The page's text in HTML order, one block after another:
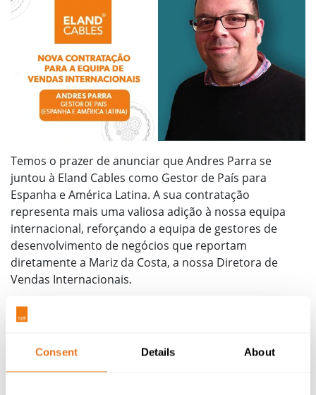
Consent Details About
Temos o prazer de anunciar que Andres Parra se
juntou à Eland Cables como Gestor de País para
Espanha e América Latina. A sua contratação
representa mais uma valiosa adição à nossa equipa
internacional, reforçando a equipa de gestores de
desenvolvimento de negócios que reportam
diretamente a Mariz da Costa, a nossa Diretora de
Vendas Internacionais.
Baseado em Espanha, Andres será responsável por
este importante mercado europeu, trabalhando
língua espanhola em todo o mundo. Com mais de 15
anos de experiência no setor dos cabos, é uma região